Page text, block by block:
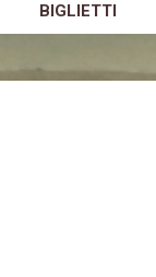
BIGLIETTI